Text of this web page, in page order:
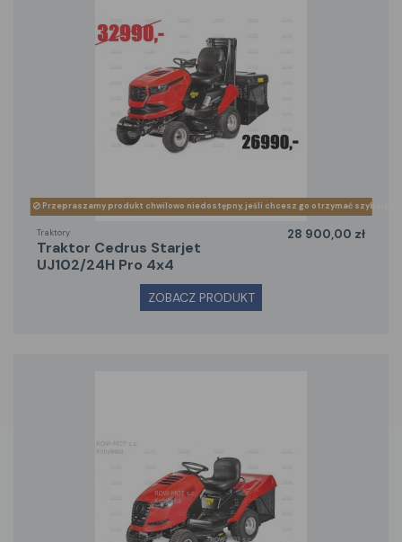
Przepraszamy produkt chwilowo niedostępny, jeśli chcesz go otrzymać szybciej
Traktory
traktor Cedrus Starjet
UJ102/24H Pro 4x4
28 900,00 zł
ZOBACZ PRODUKT